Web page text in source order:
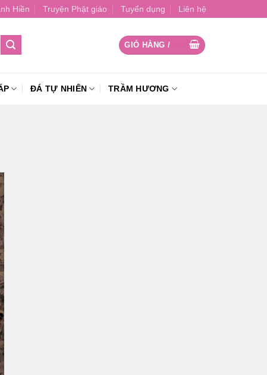
Hiền Truyện Phật giáo Tuyển dụng Liên hệ
GIỎ HÀNG /
ĐÁ TỰ NHIÊN TRẦM HƯƠNG